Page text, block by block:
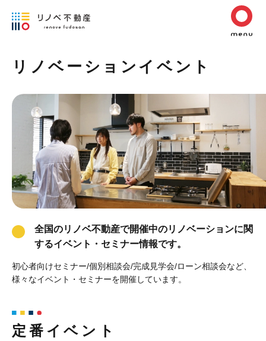
リノベーションイベント
全国のリノベ不動産で開催中のリノベーションに関
するイベント・セミナー情報です。
初心者向けセミナー/個別相談会/完成見学会/ローン相談会など、
様々なイベント・セミナーを開催しています。
定番イベント